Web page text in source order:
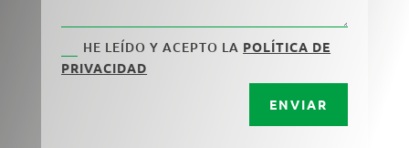
HE LEÍDO Y ACEPTO LA POLÍTICA DE
PRIVACIDAD
ENVIAR